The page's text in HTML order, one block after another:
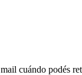
cuándo podés